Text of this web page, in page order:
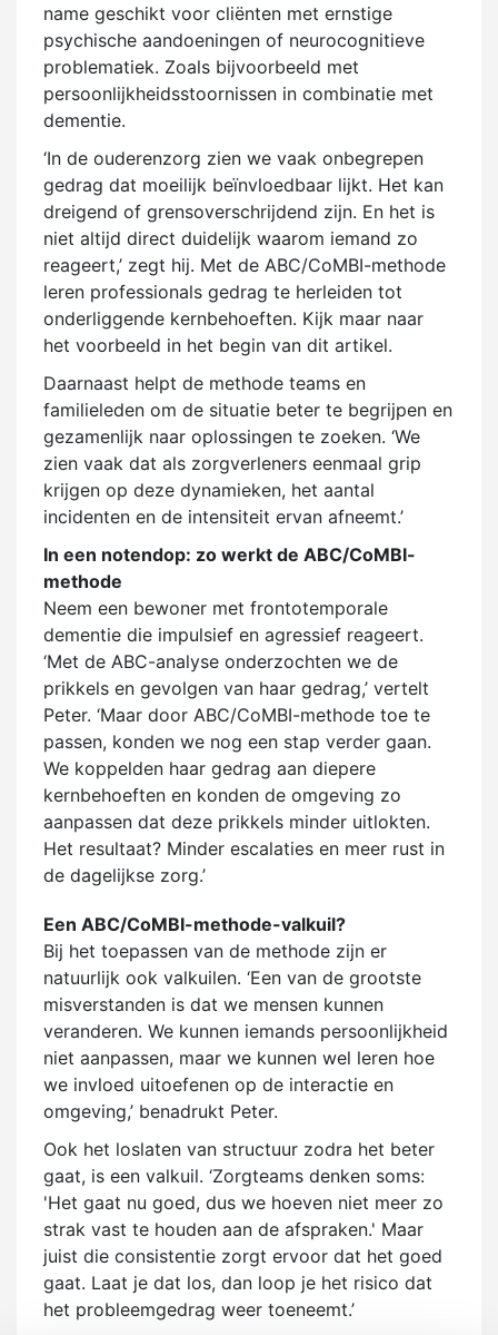
name geschikt voor cliënten met ernstige
psychische aandoeningen of neurocognitieve
problematiek. Zoals bijvoorbeeld met
persoonlijkheidsstoornissen in combinatie met
dementie.
‘In de ouderenzorg zien we vaak onbegrepen
gedrag dat moeilijk beïnvloedbaar lijkt. Het kan
dreigend of grensoverschrijdend zijn. En het is
niet altijd direct duidelijk waarom iemand zo
reageert,’ zegt hij. Met de ABC/CoMBI-methode
leren professionals gedrag te herleiden tot
onderliggende kernbehoeften. Kijk maar naar
het voorbeeld in het begin van dit artikel.
Daarnaast helpt de methode teams en
familieleden om de situatie beter te begrijpen en
gezamenlijk naar oplossingen te zoeken. ‘We
zien vaak dat als zorgverleners eenmaal grip
krijgen op deze dynamieken, het aantal
incidenten en de intensiteit ervan afneemt.’
In een notendop: zo werkt de ABC/CoMBI-
methode
Neem een bewoner met frontotemporale
dementie die impulsief en agressief reageert.
‘Met de ABC-analyse onderzochten we de
prikkels en gevolgen van haar gedrag,’ vertelt
Peter. ‘Maar door ABC/CoMBI-methode toe te
passen, konden we nog een stap verder gaan.
We koppelden haar gedrag aan diepere
kernbehoeften en konden de omgeving zo
aanpassen dat deze prikkels minder uitlokten.
Het resultaat? Minder escalaties en meer rust in
de dagelijkse zorg.’
Een ABC/CoMBI-methode-valkuil?
Bij het toepassen van de methode zijn er
natuurlijk ook valkuilen. ‘Een van de grootste
misverstanden is dat we mensen kunnen
veranderen. We kunnen iemands persoonlijkheid
niet aanpassen, maar we kunnen wel leren hoe
we invloed uitoefenen op de interactie en
omgeving,’ benadrukt Peter.
Ook het loslaten van structuur zodra het beter
gaat, is een valkuil. ‘Zorgteams denken soms:
'Het gaat nu goed, dus we hoeven niet meer zo
strak vast te houden aan de afspraken.' Maar
juist die consistentie zorgt ervoor dat het goed
gaat. Laat je dat los, dan loop je het risico dat
het probleemgedrag weer toeneemt.’